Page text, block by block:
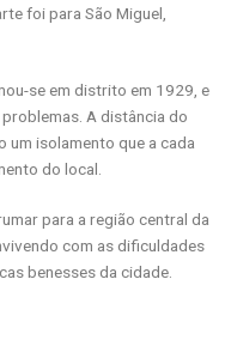
foi para São Miguel,
se em distrito em 1929, e
A distância do
isolamento que a cada
do local.
para a região central da
com as dificuldades
benesses da cidade.